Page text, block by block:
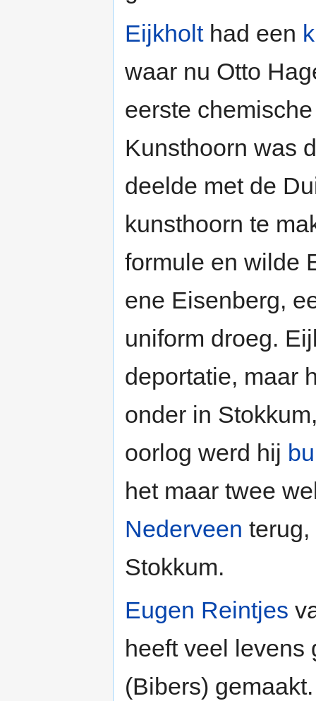
Eijkholthad een
waar nu Otto
eerste
Kunsthoorn was
deelde met de
kunsthoorn te
formule en wilde
ene Eisenberg,
uniform droeg.
deportatie, maar
onder in
oorlog werd hij
het maar twee
Nederveen
Stokkum.
Eugen Reintjes
heeft veel levens
(Bibers)